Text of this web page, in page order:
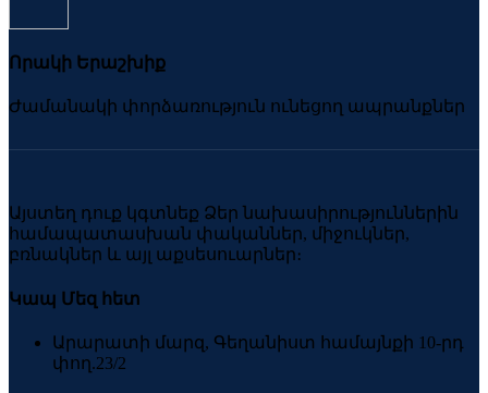
Որակի Երաշխիք
Ժամանակի փորձառություն ունեցող ապրանքներ
Այստեղ դուք կգտնեք Ձեր նախասիրություններին
համապատասխան փականներ, միջուկներ,
բռնակներ և այլ աքսեսուարներ։
Կապ Մեզ հետ
Արարատի մարզ, Գեղանիստ համայնքի 10-րդ
փող.23/2